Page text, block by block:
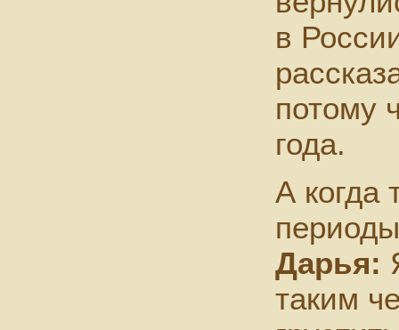
в
потому
года.
А когда
Дарья:
таким